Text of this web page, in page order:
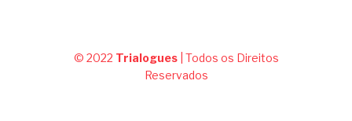
© 2022 Trialogues| Todos os Direitos
Reservados